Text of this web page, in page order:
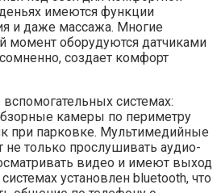
имеются функции
и даже массажа. Многие
момент оборудуются датчиками
создает комфорт
системах:
камеры по периметру
при парковке. Мультимедийные
не только прослушивать аудио-
видео и имеют выход
установлен bluetooth, что